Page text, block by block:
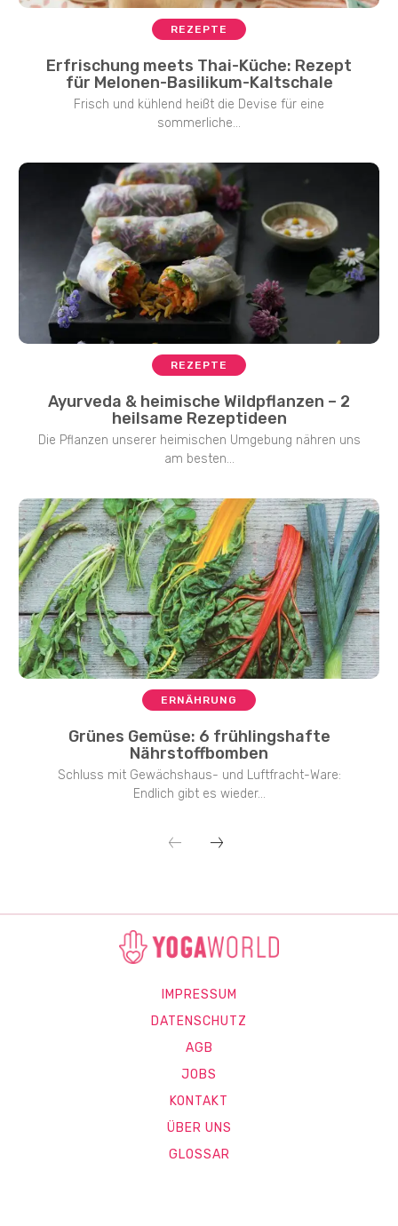
REZEPTE
Erfrischung meets Thai-Küche: Rezept
für Melonen-Basilikum-Kaltschale
Frisch und kühlend heißt die Devise für eine
sommerliche...
REZEPTE
Ayurveda & heimische Wildpflanzen – 2
heilsame Rezeptideen
Die Pflanzen unserer heimischen Umgebung nähren uns
am besten...
ERNÄHRUNG
Grünes Gemüse: 6 frühlingshafte
Nährstoffbomben
Schluss mit Gewächshaus- und Luftfracht-Ware:
Endlich gibt es wieder...
IMPRESSUM
DATENSCHUTZ
AGB
JOBS
KONTAKT
ÜBER UNS
GLOSSAR